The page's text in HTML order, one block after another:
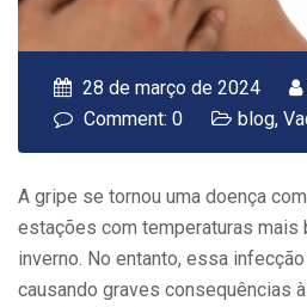
28 de março de 2024
Comment: 0
blog,
A gripe se tornou uma doença
estações com temperaturas mais
inverno. No entanto, essa
causando graves consequências